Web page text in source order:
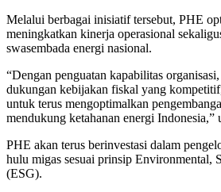
Melalui berbagai inisiatif tersebut, PHE
meningkatkan kinerja operasional
swasembada energi nasional.
“Dengan penguatan kapabilitas
dukungan kebijakan fiskal yang
untuk terus mengoptimalkan
mendukung ketahanan energi Indonesia,”
PHE akan terus berinvestasi dalam
hulu migas sesuai prinsip Environmental,
(ESG).